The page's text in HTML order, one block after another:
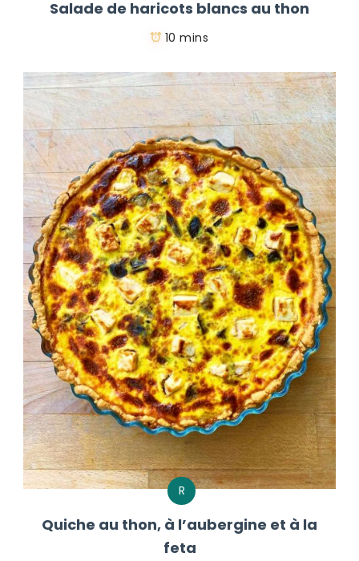
Salade de haricots blancs au thon
10 mins
R
Quiche au thon, à l’aubergine et à la
feta